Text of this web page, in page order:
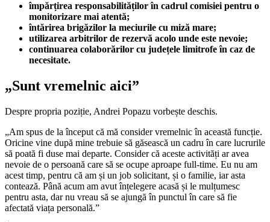
împărțirea responsabilităților în cadrul comisiei pentru o
monitorizare mai atentă;
întărirea brigăzilor la meciurile cu miză mare;
utilizarea arbitrilor de rezervă acolo unde este nevoie;
continuarea colaborărilor cu județele limitrofe în caz de
necesitate.
„Sunt vremelnic aici”
Despre propria poziție, Andrei Popazu vorbește deschis.
„Am spus de la început că mă consider vremelnic în această funcție.
Oricine vine după mine trebuie să găsească un cadru în care lucrurile
să poată fi duse mai departe. Consider că aceste activități ar avea
nevoie de o persoană care să se ocupe aproape full-time. Eu nu am
acest timp, pentru că am și un job solicitant, și o familie, iar asta
contează. Până acum am avut înțelegere acasă și le mulțumesc
pentru asta, dar nu vreau să se ajungă în punctul în care să fie
afectată viața personală.”